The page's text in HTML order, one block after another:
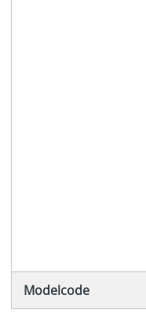
Modelcode